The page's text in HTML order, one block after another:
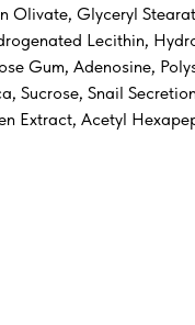
Glyceryl
Lecithin,
Gum, Adenosine,
Snail
Extract, Acetyl